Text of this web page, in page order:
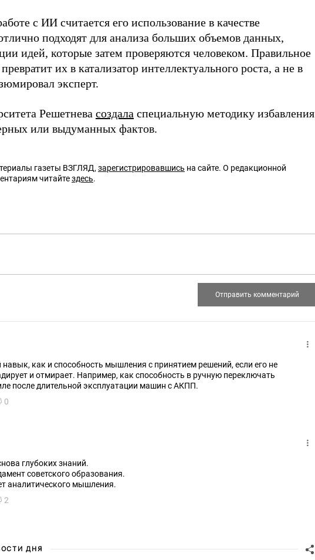
с ИИ считается его использование в качестве
подходят для анализа больших объемов данных,
идей, которые затем проверяются человеком. Правильное
их в катализатор интеллектуального роста, а не в
эксперт.
Решетнева создала специальную методику избавления
или выдуманных фактов.
газеты ВЗГЛЯД, зарегистрировавшись на сайте. О редакционной
читайтездесь.
как и способность мышления с принятием решений, если его не
и отмирает. Например, как способность в ручную переключать
после длительной эксплуатации машин с АКПП.
0
глубоких знаний.
советского образования.
аналитического мышления.
2
ДНЯ